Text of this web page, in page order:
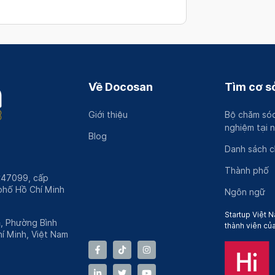
Phó Giáo sư
độ I
độ II
1-2 mũi cấp độ 1
da 3 mũi cấp độ 1
cấp
Hồ Chí Minh
Phường Bình
Minh, Việt Nam
Về Docosan
Giới thiệu
Blog
Tìm cơ
Bộ chăm
nghiệm tại
Danh sách
Thành phố
Ngôn ngữ
Startup Việt
thành viên của